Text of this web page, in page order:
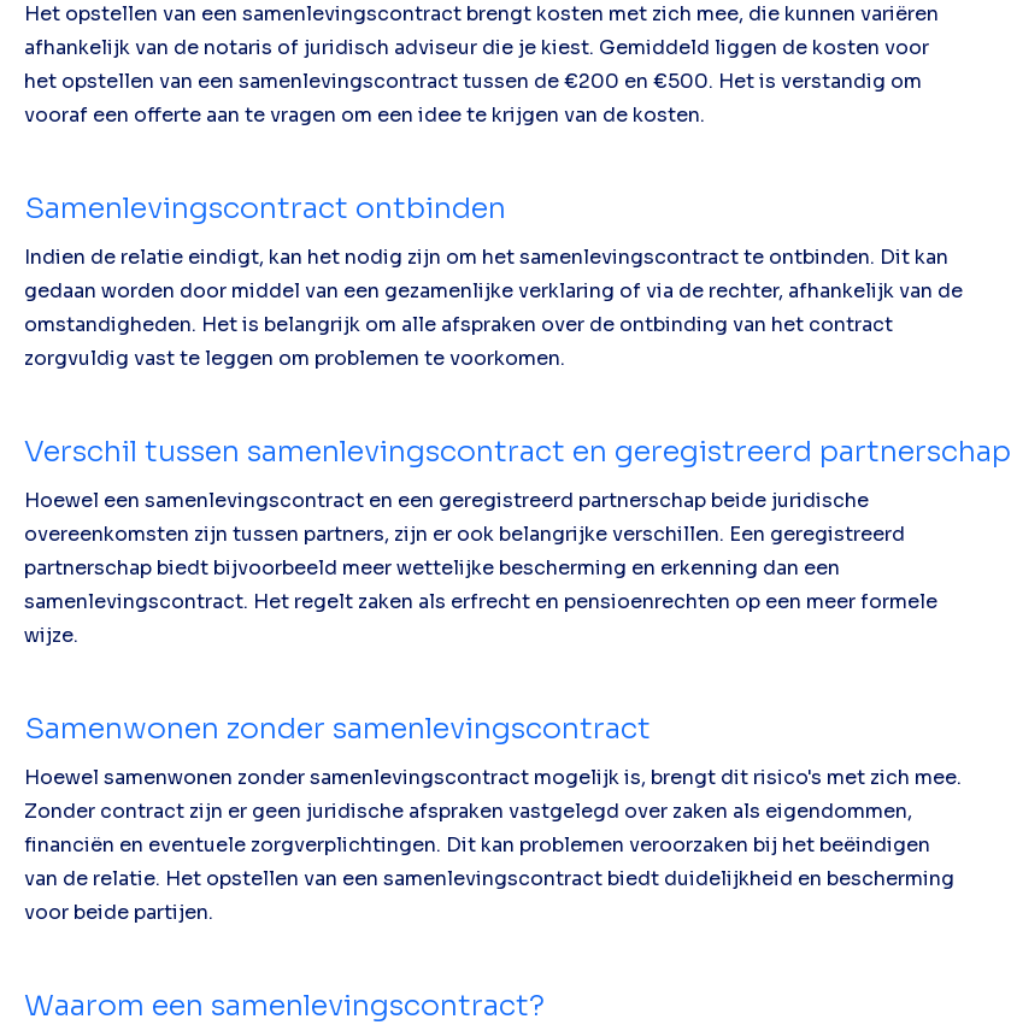
Het opstellen van een samenlevingscontract brengt kosten met zich mee, die kunnen variëren
afhankelijk van de notaris of juridisch adviseur die je kiest. Gemiddeld liggen de kosten voor
het opstellen van een samenlevingscontract tussen de €200 en €500. Het is verstandig om
vooraf een offerte aan te vragen om een idee te krijgen van de kosten.
Samenlevingscontract ontbinden
Indien de relatie eindigt, kan het nodig zijn om het samenlevingscontract te ontbinden. Dit kan
gedaan worden door middel van een gezamenlijke verklaring of via de rechter, afhankelijk van de
omstandigheden. Het is belangrijk om alle afspraken over de ontbinding van het contract
zorgvuldig vast te leggen om problemen te voorkomen.
Verschil tussen samenlevingscontract en geregistreerd partnerschap
Hoewel een samenlevingscontract en een geregistreerd partnerschap beide juridische
overeenkomsten zijn tussen partners, zijn er ook belangrijke verschillen. Een geregistreerd
partnerschap biedt bijvoorbeeld meer wettelijke bescherming en erkenning dan een
samenlevingscontract. Het regelt zaken als erfrecht en pensioenrechten op een meer formele
wijze.
Samenwonen zonder samenlevingscontract
Hoewel samenwonen zonder samenlevingscontract mogelijk is, brengt dit risico's met zich mee.
Zonder contract zijn er geen juridische afspraken vastgelegd over zaken als eigendommen,
financiën en eventuele zorgverplichtingen. Dit kan problemen veroorzaken bij het beëindigen
van de relatie. Het opstellen van een samenlevingscontract biedt duidelijkheid en bescherming
voor beide partijen.
Waarom een samenlevingscontract?